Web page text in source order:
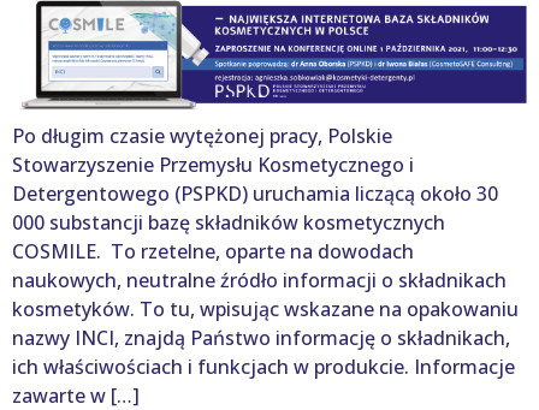
Po długim czasie wytężonej pracy, Polskie
Stowarzyszenie Przemysłu Kosmetycznego i
Detergentowego (PSPKD) uruchamia liczącą około 30
000 substancji bazę składników kosmetycznych
COSMILE. To rzetelne, oparte na dowodach
naukowych, neutralne źródło informacji o składnikach
kosmetyków. To tu, wpisując wskazane na opakowaniu
nazwy INCI, znajdą Państwo informację o składnikach,
ich właściwościach i funkcjach w produkcie. Informacje
zawarte w […]